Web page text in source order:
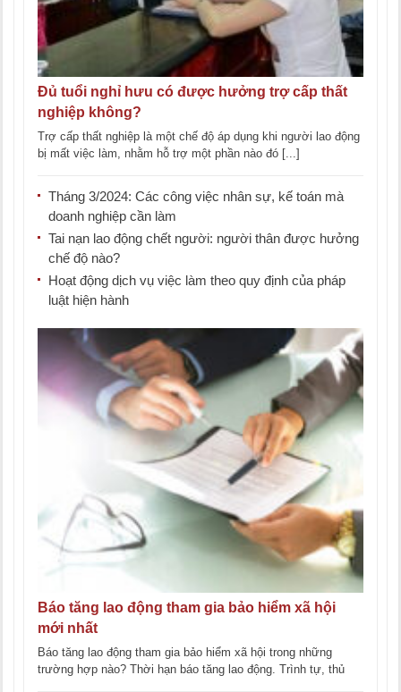
Đủ tuổi nghỉ hưu có được hưởng trợ cấp thất
nghiệp không?
Trợ cấp thất nghiệp là một chế độ áp dụng khi người lao động
bị mất việc làm, nhằm hỗ trợ một phần nào đó [...]
Tháng 3/2024: Các công việc nhân sự, kế toán mà
doanh nghiệp cần làm
Tai nạn lao động chết người: người thân được hưởng
chế độ nào?
Hoạt động dịch vụ việc làm theo quy định của pháp
luật hiện hành
Báo tăng lao động tham gia bảo hiểm xã hội
mới nhất
Báo tăng lao động tham gia bảo hiểm xã hội trong những
trường hợp nào? Thời hạn báo tăng lao động. Trình tự, thủ